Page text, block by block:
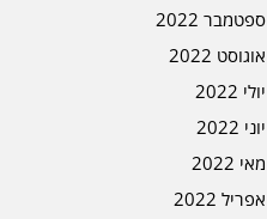
ספטמבר 2022
אוגוסט 2022
יולי 2022
יוני 2022
מאי 2022
אפריל 2022